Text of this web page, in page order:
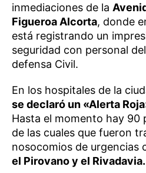
inmediaciones de la
Figueroa Alcorta, donde
está registrando un
seguridad con personal
defensa Civil.
En los hospitales de la
se declaró un «Alerta
Hasta el momento hay 90
de las cuales que fueron
nosocomios de urgencias
el Pirovano y el Rivadavia.